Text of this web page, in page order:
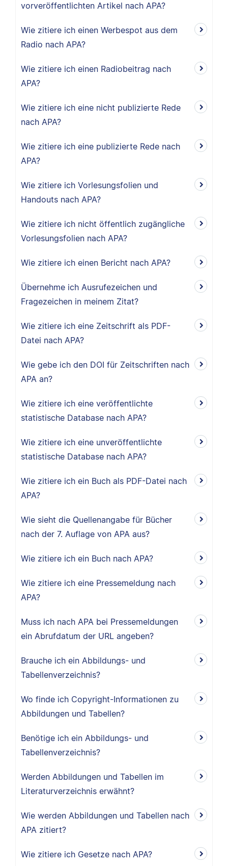
vorveröffentlichten Artikel nach APA?
Wie zitiere ich einen Werbespot aus dem
Radio nach APA?
Wie zitiere ich einen Radiobeitrag nach
APA?
Wie zitiere ich eine nicht publizierte Rede
nach APA?
Wie zitiere ich eine publizierte Rede nach
APA?
Wie zitiere ich Vorlesungsfolien und
Handouts nach APA?
Wie zitiere ich nicht öffentlich zugängliche
Vorlesungsfolien nach APA?
Wie zitiere ich einen Bericht nach APA?
Übernehme ich Ausrufezeichen und
Fragezeichen in meinem Zitat?
Wie zitiere ich eine Zeitschrift als PDF-
Datei nach APA?
Wie gebe ich den DOI für Zeitschriften nach
APA an?
Wie zitiere ich eine veröffentlichte
statistische Database nach APA?
Wie zitiere ich eine unveröffentlichte
statistische Database nach APA?
Wie zitiere ich ein Buch als PDF-Datei nach
APA?
Wie sieht die Quellenangabe für Bücher
nach der 7. Auflage von APA aus?
Wie zitiere ich ein Buch nach APA?
Wie zitiere ich eine Pressemeldung nach
APA?
Muss ich nach APA bei Pressemeldungen
ein Abrufdatum der URL angeben?
Brauche ich ein Abbildungs- und
Tabellenverzeichnis?
Wo finde ich Copyright-Informationen zu
Abbildungen und Tabellen?
Benötige ich ein Abbildungs- und
Tabellenverzeichnis?
Werden Abbildungen und Tabellen im
Literaturverzeichnis erwähnt?
Wie werden Abbildungen und Tabellen nach
APA zitiert?
Wie zitiere ich Gesetze nach APA?